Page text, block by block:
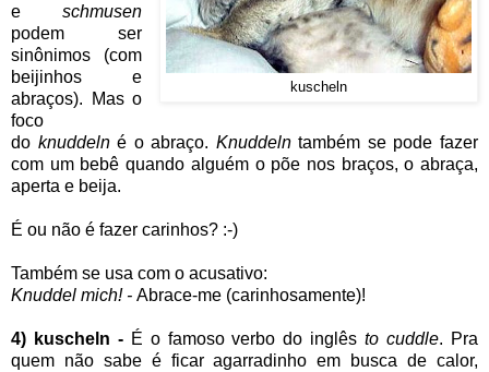
kuscheln
eschmusen
podem ser
sinônimos (com
beijinhos e
abraços). Mas o
foco
do knuddelné o abraço. Knuddelntambém se pode fazer
com um bebê quando alguém o põe nos braços, o abraça,
aperta e beija.
É ou não é fazer carinhos? :-)
Também se usa com o acusativo:
Knuddel mich! - Abrace-me (carinhosamente)!
4) kuscheln - É o famoso verbo do inglêsto cuddle. Pra
quem não sabe é ficar agarradinho em busca de calor,